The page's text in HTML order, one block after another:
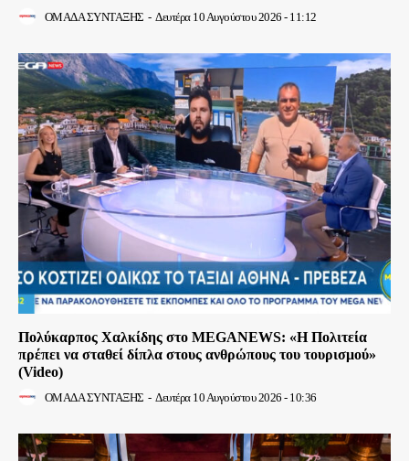
ΟΜΑΔΑ ΣΥΝΤΑΞΗΣ - Δευτέρα 10 Αυγούστου 2026 - 11:12
Πολύκαρπος Χαλκίδης στο MEGANEWS: «Η Πολιτεία
πρέπει να σταθεί δίπλα στους ανθρώπους του τουρισμού»
(Video)
ΟΜΑΔΑ ΣΥΝΤΑΞΗΣ - Δευτέρα 10 Αυγούστου 2026 - 10:36